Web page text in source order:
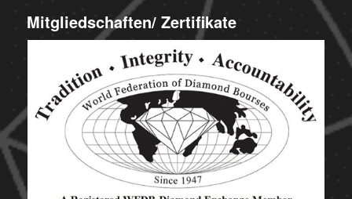
Mitgliedschaften/ Zertifikate